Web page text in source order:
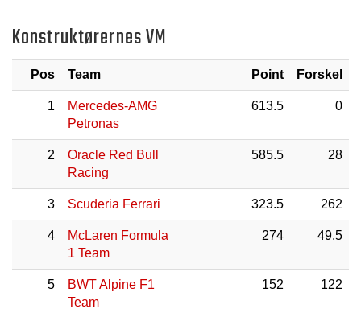
Konstruktørernes VM
Pos Team Point Forskel
1
Mercedes-AMG
Petronas
613.5 0
2
Oracle Red Bull
Racing
585.5 28
3 Scuderia Ferrari 323.5 262
4
McLaren Formula
1 Team
274 49.5
5
BWT Alpine F1
Team
152 122